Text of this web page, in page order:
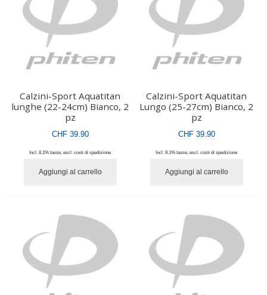
Calzini-Sport Aquatitan
lunghe (22-24cm) Bianco, 2
pz
CHF 39.90
Incl. 8.1% tasse,escl.costi di spedizione
Aggiungi al carrello
Calzini-Sport Aquatitan
Lungo (25-27cm) Bianco, 2
pz
CHF 39.90
Incl. 8.1% tasse,escl.costi di spedizione
Aggiungi al carrello